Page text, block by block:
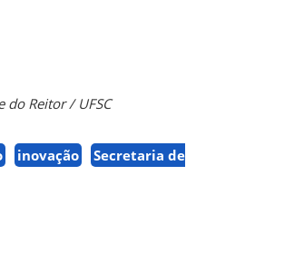
do Reitor / UFSC
inovação
Secretaria de